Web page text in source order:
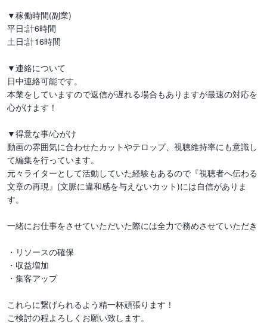
▼稼働時間(副業)
平日:計6時間
土日:計16時間
▼連絡について
日中連絡可能です。
本業をしていますので返信が遅れる場合もありますが最速の対応を
心がけます！
▼得意な事/心がけ
動画の雰囲気に合わせたカットやテロップ、視聴維持率にも意識し
て編集を行っています。
元々ライターとして活動していた経験もあるので『視聴者へ伝わる
文章の再現』(文脈に違和感を与えないカット)には自信がありま
す。
一緒にお仕事をさせていただいた際には全力で務めさせていただき
・リソースの確保
・収益増加
・集客アップ
これらに繋げられるよう精一杯頑張ります！
ご検討の程よろしくお願い致します。